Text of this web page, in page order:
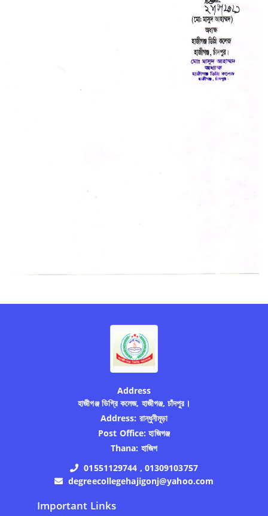
Address
হাজীগঞ্জ ডিগ্রি কলেজ, হাজীগঞ্জ, চাঁদপুর।
Address: রান্ধুনীমূড়া
Post Office: হাজিগঞ্জ
Thana: হাজিগ
01551129744 , 01309103757
degreecollegehajigonj@yahoo.com
Important Links